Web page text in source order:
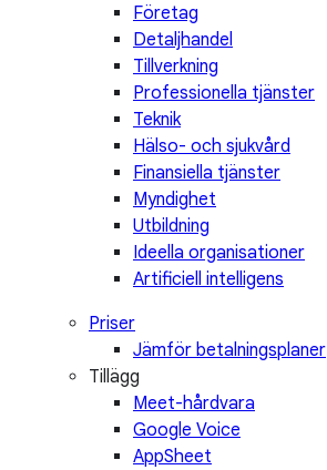
Företag
Detaljhandel
Tillverkning
Professionella tjänster
Teknik
Hälso- och sjukvård
Finansiella tjänster
Myndighet
Utbildning
Ideella organisationer
Artificiell intelligens
Priser
Jämför betalningsplaner
Tillägg
Meet-hårdvara
Google Voice
AppSheet